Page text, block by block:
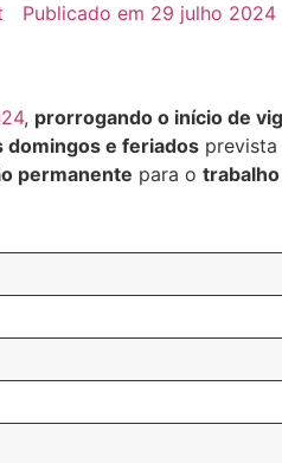
Publicado em 29 julho 2024
, prorrogando o início de
domingos e feriados prevista
permanente para o